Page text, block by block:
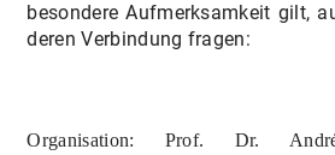
besondere Aufmerksamkeit gilt,
deren Verbindung fragen:
Organisation: Prof. Dr.